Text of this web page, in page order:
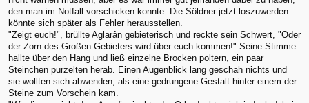
den man im Notfall vorschicken konnte. Die Söldner jetzt loszuwerden
könnte sich später als Fehler herausstellen.
"Zeigt euch!", brüllte Aglarân gebieterisch und reckte sein Schwert, "Oder
der Zorn des Großen Gebieters wird über euch kommen!" Seine Stimme
hallte über den Hang und ließ einzelne Brocken poltern, ein paar
Steinchen purzelten herab. Einen Augenblick lang geschah nichts und
sie wollten sich abwenden, als eine gedrungene Gestalt hinter einem der
Steine zum Vorschein kam.